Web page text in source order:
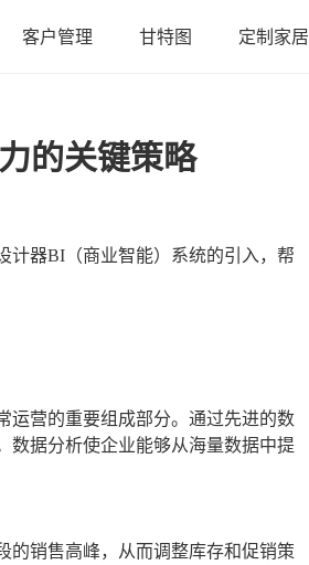
客户管理 甘特图 定制家居
的关键策略
计器BI（商业智能）系统的引入，帮
运营的重要组成部分。通过先进的数
数据分析使企业能够从海量数据中提
的销售高峰，从而调整库存和促销策